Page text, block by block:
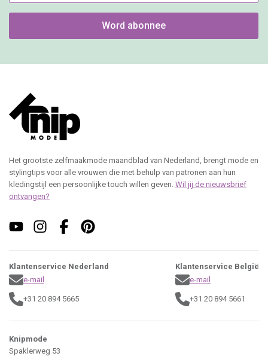
Word abonnee
Het grootste zelfmaakmode maandblad van Nederland, brengt mode en
stylingtips voor alle vrouwen die met behulp van patronen aan hun
kledingstijl een persoonlijke touch willen geven. Wil jij de nieuwsbrief
ontvangen?
Klantenservice Nederland
e-mail
+31 20 894 5665
Klantenservice België
e-mail
+31 20 894 5661
Knipmode
Spaklerweg 53